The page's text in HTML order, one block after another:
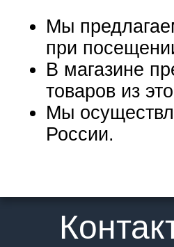
Мы
при
В магазине
товаров из
Мы
России.